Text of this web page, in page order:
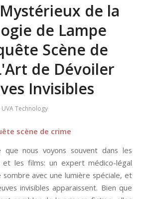
de la
de Lampe
Scène de
de Dévoiler
Invisibles
UVA Technology
scène de crime
que nous voyons souvent dans les
et les films: un expert médico-légal
sombre avec une lumière spéciale, et
invisibles apparaissent. Bien que